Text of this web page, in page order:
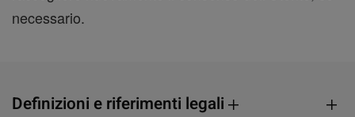
necessario.
Definizioni e riferimenti legali